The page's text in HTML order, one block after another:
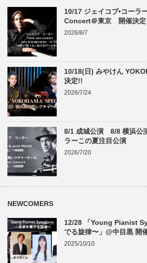
10/17 ジェイコブ•コーラ
Concert＠東京 開催決定
2026/8/7
10/18(日) みやけん
決定!!
2026/7/24
8/1 成城公演 8/8 横浜公
ラーこの夏注目公演
2026/7/20
NEWCOMERS
12/28 「Young Pianist
でる旋律〜」@中目黒 開
2025/10/10